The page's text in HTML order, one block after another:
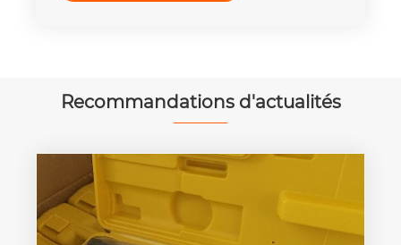
Recommandations d'actualités